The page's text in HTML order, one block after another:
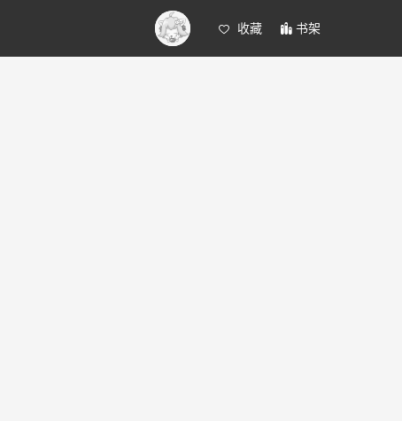
收藏 书架